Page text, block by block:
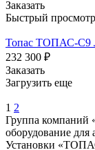
Заказать
Быстрый просмотр
Топас ТОПАС-С9
232 300 ₽
Заказать
Загрузить еще
1 2
Группа
оборудование
Установки